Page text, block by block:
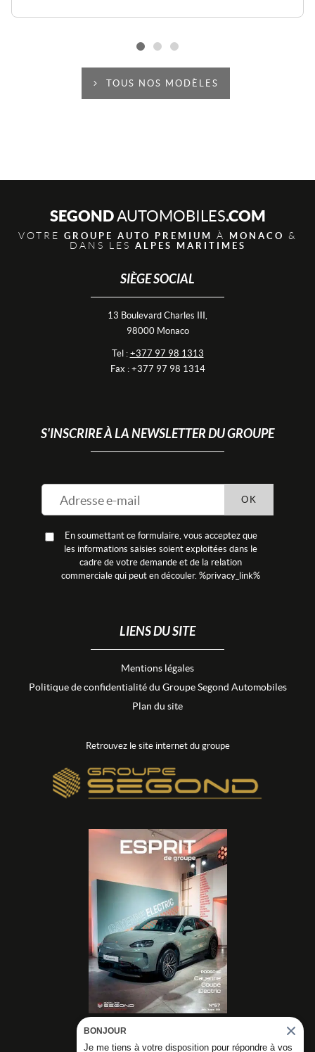
TOUS NOS MODÈLES
SEGONDAUTOMOBILES.COM
VOTRE GROUPE AUTO PREMIUM À MONACO &
DANS LES ALPES MARITIMES
SIÈGE SOCIAL
13 Boulevard Charles III,
98000 Monaco
Tel : +377 97 98 1313
Fax : +377 97 98 1314
S'INSCRIRE À LA NEWSLETTER DU GROUPE
En soumettant ce formulaire, vous acceptez que
les informations saisies soient exploitées dans le
cadre de votre demande et de la relation
commerciale qui peut en découler. %privacy_link%
OK
LIENS DU SITE
Mentions légales
Politique de confidentialité du Groupe Segond Automobiles
Plan du site
Retrouvez le site internet du groupe
MAGAZINES
BONJOUR
Je me tiens à votre disposition pour répondre à vos